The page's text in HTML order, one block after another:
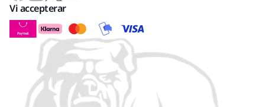
Vi accepterar